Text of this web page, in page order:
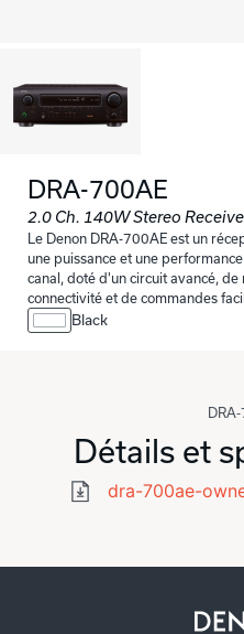
DRA-700AE
2.0 Ch. 140W Stereo
Le Denon DRA-700AE est un
une puissance et une
canal, doté d'un circuit avancé,
connectivité et de commandes
Black
Détails et
dra-700ae-